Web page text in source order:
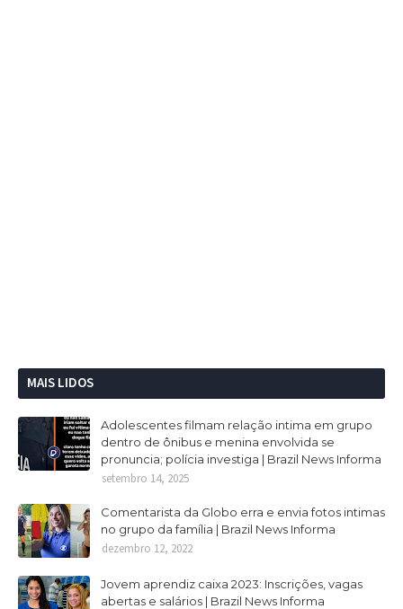
MAIS LIDOS
Adolescentes filmam relação intima em grupo
dentro de ônibus e menina envolvida se
pronuncia; polícia investiga | Brazil News Informa
setembro 14, 2025
Comentarista da Globo erra e envia fotos intimas
no grupo da família | Brazil News Informa
dezembro 12, 2022
Jovem aprendiz caixa 2023: Inscrições, vagas
abertas e salários | Brazil News Informa